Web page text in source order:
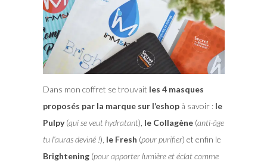
Dans mon coffret se trouvait les 4 masques
proposés par la marque sur l’eshopà savoir : le
Pulpy(qui se veut hydratant), le Collagène(anti-âge
tu l’auras deviné !), le Fresh (pour purifier) et enfin le
Brightening(pour apporter lumière et éclat comme